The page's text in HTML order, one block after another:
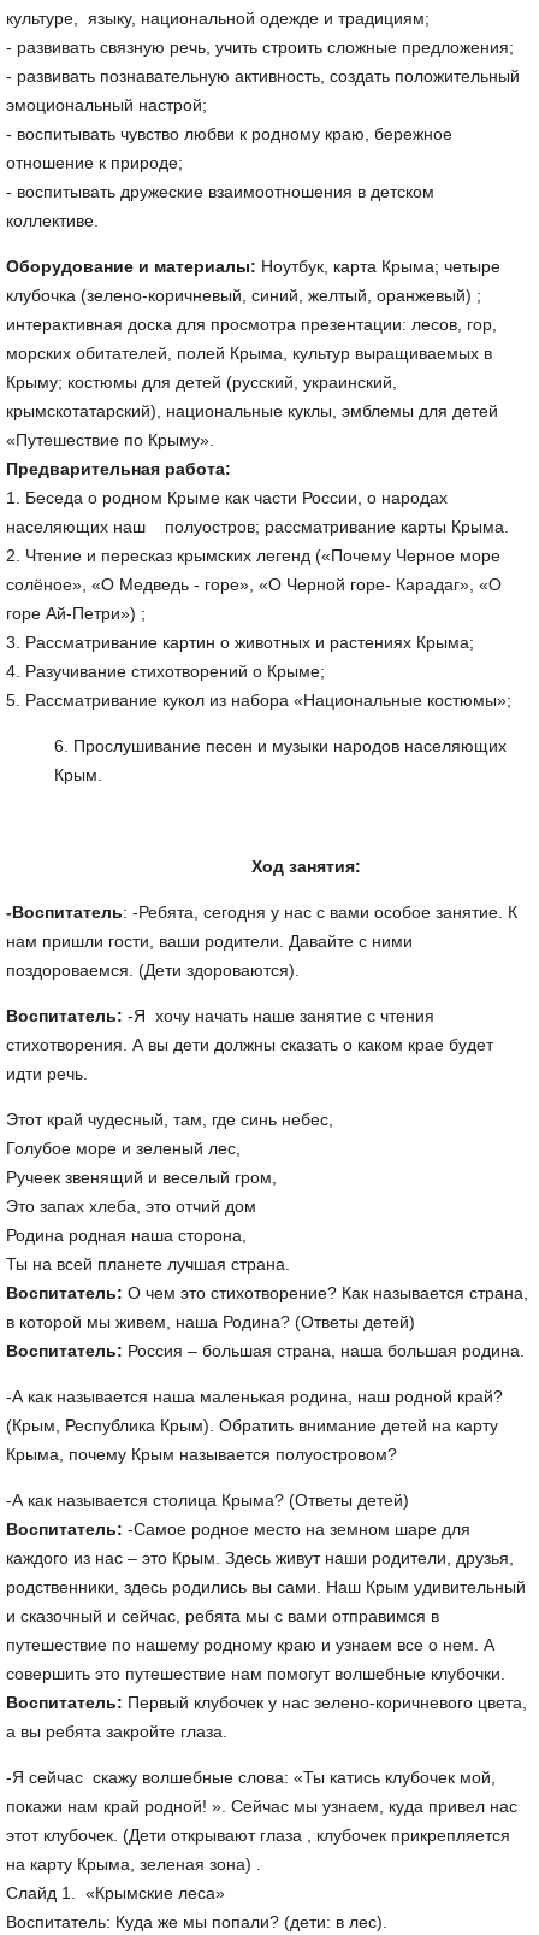
культуре, языку, национальной одежде и традициям;
- развивать связную речь, учить строить сложные предложения;
- развивать познавательную активность, создать положительный
эмоциональный настрой;
- воспитывать чувство любви к родному краю, бережное
отношение к природе;
- воспитывать дружеские взаимоотношения в детском
коллективе.
Оборудование и материалы: Ноутбук, карта Крыма; четыре
клубочка (зелено-коричневый, синий, желтый, оранжевый) ;
интерактивная доска для просмотра презентации: лесов, гор,
морских обитателей, полей Крыма, культур выращиваемых в
Крыму; костюмы для детей (русский, украинский,
крымскотатарский), национальные куклы, эмблемы для детей
«Путешествие по Крыму».
Предварительная работа:
1. Беседа о родном Крыме как части России, о народах
населяющих наш полуостров; рассматривание карты Крыма.
2. Чтение и пересказ крымских легенд («Почему Черное море
солёное», «О Медведь - горе», «О Черной горе- Карадаг», «О
горе Ай-Петри») ;
3. Рассматривание картин о животных и растениях Крыма;
4. Разучивание стихотворений о Крыме;
5. Рассматривание кукол из набора «Национальные костюмы»;
Прослушивание песен и музыки народов населяющих
Крым.
Ход занятия:
-Воспитатель: -Ребята, сегодня у нас с вами особое занятие. К
нам пришли гости, ваши родители. Давайте с ними
поздороваемся. (Дети здороваются).
Воспитатель: -Я хочу начать наше занятие с чтения
стихотворения. А вы дети должны сказать о каком крае будет
идти речь.
Этот край чудесный, там, где синь небес,
Голубое море и зеленый лес,
Ручеек звенящий и веселый гром,
Это запах хлеба, это отчий дом
Родина родная наша сторона,
Ты на всей планете лучшая страна.
Воспитатель: О чем это стихотворение? Как называется страна,
в которой мы живем, наша Родина? (Ответы детей)
Воспитатель: Россия – большая страна, наша большая родина.
-А как называется наша маленькая родина, наш родной край?
(Крым, Республика Крым). Обратить внимание детей на карту
Крыма, почему Крым называется полуостровом?
-А как называется столица Крыма? (Ответы детей)
Воспитатель: -Самое родное место на земном шаре для
каждого из нас – это Крым. Здесь живут наши родители, друзья,
родственники, здесь родились вы сами. Наш Крым удивительный
и сказочный и сейчас, ребята мы с вами отправимся в
путешествие по нашему родному краю и узнаем все о нем. А
совершить это путешествие нам помогут волшебные клубочки.
Воспитатель: Первый клубочек у нас зелено-коричневого цвета,
а вы ребята закройте глаза.
-Я сейчас скажу волшебные слова: «Ты катись клубочек мой,
покажи нам край родной! ». Сейчас мы узнаем, куда привел нас
этот клубочек. (Дети открывают глаза , клубочек прикрепляется
на карту Крыма, зеленая зона) .
Слайд 1. «Крымские леса»
Воспитатель: Куда же мы попали? (дети: в лес).